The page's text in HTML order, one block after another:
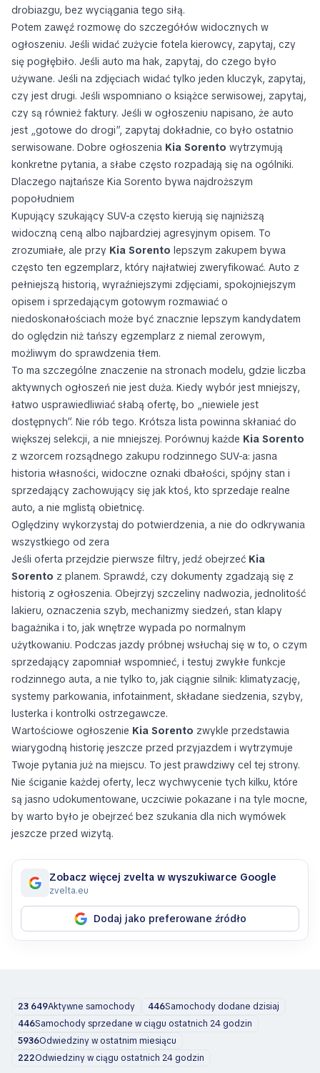
drobiazgu, bez wyciągania tego siłą.
Potem zawęź rozmowę do szczegółów widocznych w
ogłoszeniu. Jeśli widać zużycie fotela kierowcy, zapytaj, czy
się pogłębiło. Jeśli auto ma hak, zapytaj, do czego było
używane. Jeśli na zdjęciach widać tylko jeden kluczyk, zapytaj,
czy jest drugi. Jeśli wspomniano o książce serwisowej, zapytaj,
czy są również faktury. Jeśli w ogłoszeniu napisano, że auto
jest „gotowe do drogi”, zapytaj dokładnie, co było ostatnio
serwisowane. Dobre ogłoszenia Kia Sorento wytrzymują
konkretne pytania, a słabe często rozpadają się na ogólniki.
Dlaczego najtańsze Kia Sorento bywa najdroższym
popołudniem
Kupujący szukający SUV-a często kierują się najniższą
widoczną ceną albo najbardziej agresyjnym opisem. To
zrozumiałe, ale przy Kia Sorento lepszym zakupem bywa
często ten egzemplarz, który najłatwiej zweryfikować. Auto z
pełniejszą historią, wyraźniejszymi zdjęciami, spokojniejszym
opisem i sprzedającym gotowym rozmawiać o
niedoskonałościach może być znacznie lepszym kandydatem
do oględzin niż tańszy egzemplarz z niemal zerowym,
możliwym do sprawdzenia tłem.
To ma szczególne znaczenie na stronach modelu, gdzie liczba
aktywnych ogłoszeń nie jest duża. Kiedy wybór jest mniejszy,
łatwo usprawiedliwiać słabą ofertę, bo „niewiele jest
dostępnych”. Nie rób tego. Krótsza lista powinna skłaniać do
większej selekcji, a nie mniejszej. Porównuj każde Kia Sorento
z wzorcem rozsądnego zakupu rodzinnego SUV-a: jasna
historia własności, widoczne oznaki dbałości, spójny stan i
sprzedający zachowujący się jak ktoś, kto sprzedaje realne
auto, a nie mglistą obietnicę.
Oględziny wykorzystaj do potwierdzenia, a nie do odkrywania
wszystkiego od zera
Jeśli oferta przejdzie pierwsze filtry, jedź obejrzeć Kia
Sorento z planem. Sprawdź, czy dokumenty zgadzają się z
historią z ogłoszenia. Obejrzyj szczeliny nadwozia, jednolitość
lakieru, oznaczenia szyb, mechanizmy siedzeń, stan klapy
bagażnika i to, jak wnętrze wypada po normalnym
użytkowaniu. Podczas jazdy próbnej wsłuchaj się w to, o czym
sprzedający zapomniał wspomnieć, i testuj zwykłe funkcje
rodzinnego auta, a nie tylko to, jak ciągnie silnik: klimatyzację,
systemy parkowania, infotainment, składane siedzenia, szyby,
lusterka i kontrolki ostrzegawcze.
Wartościowe ogłoszenie Kia Sorento zwykle przedstawia
wiarygodną historię jeszcze przed przyjazdem i wytrzymuje
Twoje pytania już na miejscu. To jest prawdziwy cel tej strony.
Nie ściganie każdej oferty, lecz wychwycenie tych kilku, które
są jasno udokumentowane, uczciwie pokazane i na tyle mocne,
by warto było je obejrzeć bez szukania dla nich wymówek
jeszcze przed wizytą.
Zobacz więcej zvelta w wyszukiwarce Google
zvelta.eu
Dodaj jako preferowane źródło
23 649Aktywne samochody 446Samochody dodane dzisiaj
446Samochody sprzedane w ciągu ostatnich 24 godzin
5936Odwiedziny w ostatnim miesiącu
222Odwiedziny w ciągu ostatnich 24 godzin